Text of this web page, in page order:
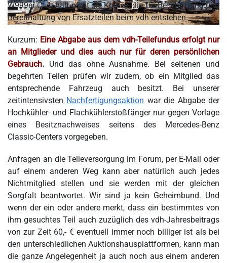
W999er Club halt nicht die Kosten, die für Beschaffung und
Bereithaltung von Ersatzteilen beim vdh entstehen.
Kurzum: Eine Abgabe aus dem vdh-Teilefundus erfolgt nur
an Mitglieder und dies auch nur für deren persönlichen
Gebrauch. Und das ohne Ausnahme. Bei seltenen und
begehrten Teilen prüfen wir zudem, ob ein Mitglied das
entsprechende Fahrzeug auch besitzt. Bei unserer
zeitintensivsten Nachfertigungsaktion war die Abgabe der
Hochkühler- und Flachkühlerstoßfänger nur gegen Vorlage
eines Besitznachweises seitens des Mercedes-Benz
Classic-Centers vorgegeben.
Anfragen an die Teileversorgung im Forum, per E-Mail oder
auf einem anderen Weg kann aber natürlich auch jedes
Nichtmitglied stellen und sie werden mit der gleichen
Sorgfalt beantwortet. Wir sind ja kein Geheimbund. Und
wenn der ein oder andere merkt, dass ein bestimmtes von
ihm gesuchtes Teil auch zuzüglich des vdh-Jahresbeitrags
von zur Zeit 60,- € eventuell immer noch billiger ist als bei
den unterschiedlichen Auktionshausplattformen, kann man
die ganze Angelegenheit ja auch noch aus einem anderen